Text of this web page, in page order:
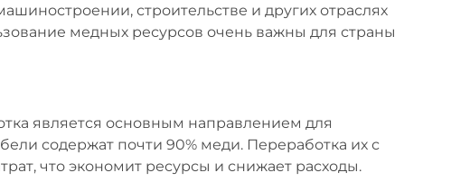
строительстве и других отраслях
медных ресурсов очень важны для страны
является основным направлением для
содержат почти 90% меди. Переработка их с
что экономит ресурсы и снижает расходы.